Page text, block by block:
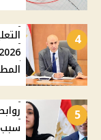
4
5
سبب